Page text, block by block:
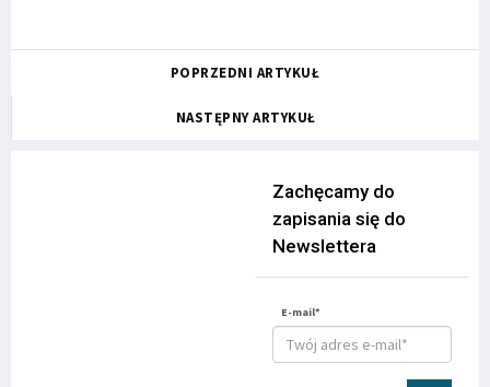
POPRZEDNI ARTYKUŁ
NASTĘPNY ARTYKUŁ
Zachęcamy do
zapisania się do
Newslettera
E-mail*